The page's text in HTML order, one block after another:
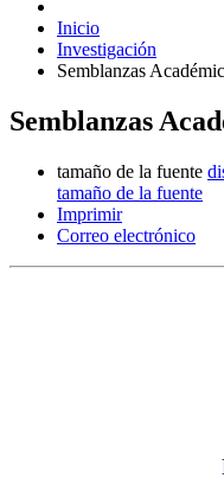
Inicio
Investigación
Semblanzas
Semblanzas
tamaño de la fuente
tamaño de la fuente
Imprimir
Correo electrónico